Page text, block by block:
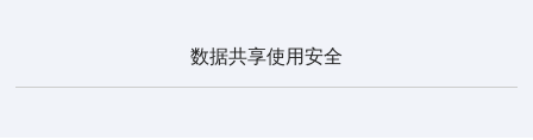
数据共享使用安全